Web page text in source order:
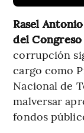
Rasel
del
corrupción
cargo como
Nacional de
malversar
fondos